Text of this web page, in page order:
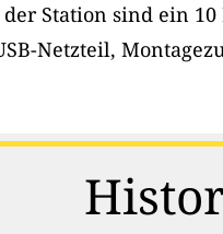
Station sind ein 10
Netzteil,